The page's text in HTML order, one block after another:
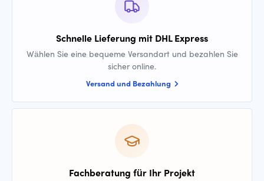
Schnelle Lieferung mit DHL Express
Wählen Sie eine bequeme Versandart und bezahlen Sie
sicher online.
Versand und Bezahlung
Fachberatung für Ihr Projekt